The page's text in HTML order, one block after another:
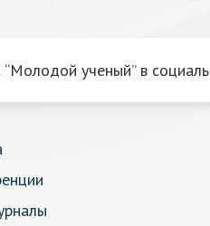
ученый” в